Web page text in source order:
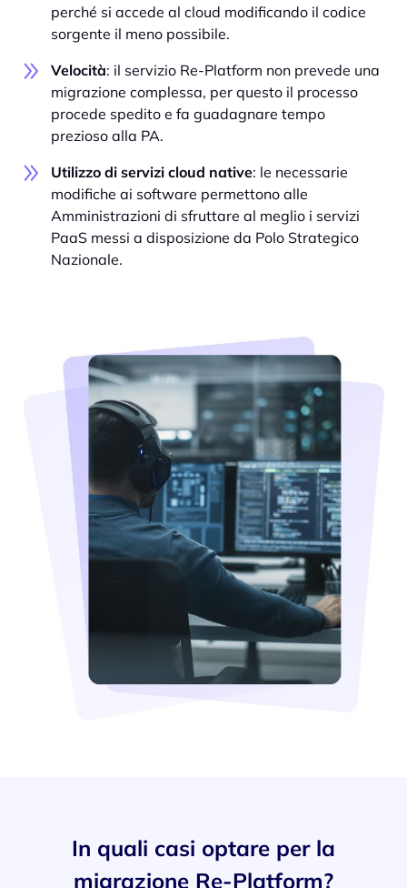
perché si accede al cloud modificando il codice
sorgente il meno possibile.
Velocità: il servizio Re-Platform non prevede una
migrazione complessa, per questo il processo
procede spedito e fa guadagnare tempo
prezioso alla PA.
Utilizzo di servizi cloud native: le necessarie
modifiche ai software permettono alle
Amministrazioni di sfruttare al meglio i servizi
PaaS messi a disposizione da Polo Strategico
Nazionale.
In quali casi optare per la
migrazione Re-Platform?